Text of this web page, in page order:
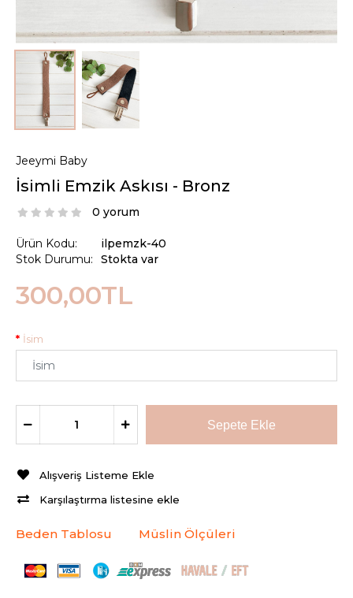
Jeeymi Baby
İsimli Emzik Askısı - Bronz
0 yorum
Ürün Kodu:
Stok Durumu:
ilpemzk-40
Stokta var
300,00TL
İsim
Alışveriş Listeme Ekle
Karşılaştırma listesine ekle
Beden Tablosu Müslin Ölçüleri